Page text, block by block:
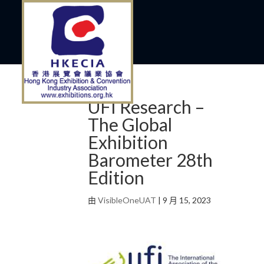
UFI Research –
The Global
Exhibition
Barometer 28th
Edition
由VisibleOneUAT |9 月 15, 2023